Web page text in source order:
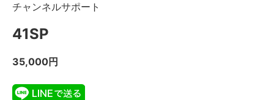
チャンネルサポート
41SP
35,000円